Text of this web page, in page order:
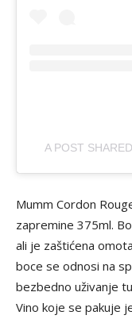
A POST
Mumm Cordon
zapremine 375ml.
ali je zaštićena
boce se odnosi na
bezbedno uživanje
Vino koje se pakuje